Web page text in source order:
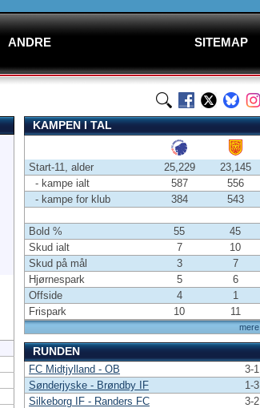
ANDRE SITEMAP
KAMPEN I TAL
mere
Start-11, alder 25,229
23,145
- kampe ialt
587
556
- kampe for klub
384 543
Bold % 55
45
Skud ialt
7
10
Skud på mål
3
7
Hjørnespark
5
6
Offside
4
1
Frispark
10 11
RUNDEN
FC Midtjylland - OB
3-1
Sønderjyske - Brøndby IF
1-3
Silkeborg IF - Randers FC
3-2